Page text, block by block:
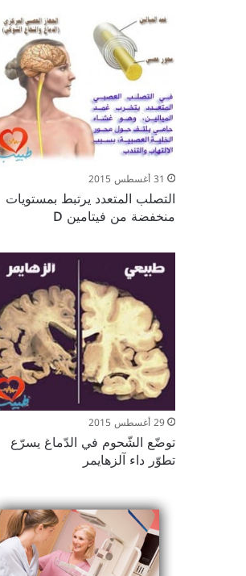
31 أغسطس 2015
التصلب المتعدد يرتبط بمستويات
منخفضة من فيتامين D
29 أغسطس 2015
توضّع الشّحوم في الدّماغ يسرّع
تطوّر داء آلزهايمر